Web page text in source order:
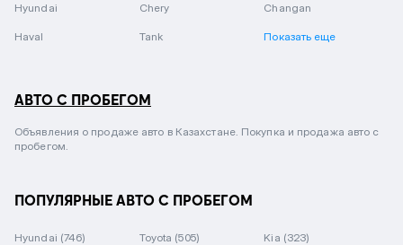
Hyundai Chery Changan
Haval Tank Показать еще
АВТО С ПРОБЕГОМ
Объявления о продаже авто в Казахстане. Покупка и продажа авто с
пробегом.
ПОПУЛЯРНЫЕ АВТО С ПРОБЕГОМ
Hyundai (746) Toyota (505) Kia (323)